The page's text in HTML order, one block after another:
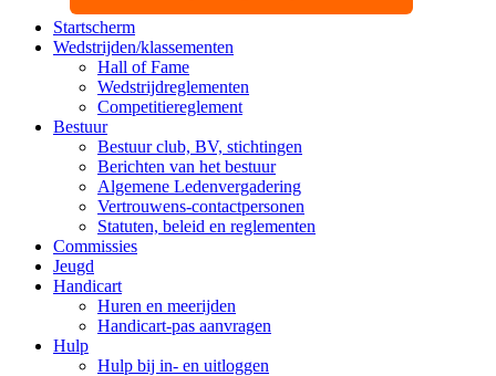
Startscherm
Wedstrijden/klassementen
Hall of Fame
Wedstrijdreglementen
Competitiereglement
Bestuur
Bestuur club, BV, stichtingen
Berichten van het bestuur
Algemene Ledenvergadering
Vertrouwens-contactpersonen
Statuten, beleid en reglementen
Commissies
Jeugd
Handicart
Huren en meerijden
Handicart-pas aanvragen
Hulp
Hulp bij in- en uitloggen